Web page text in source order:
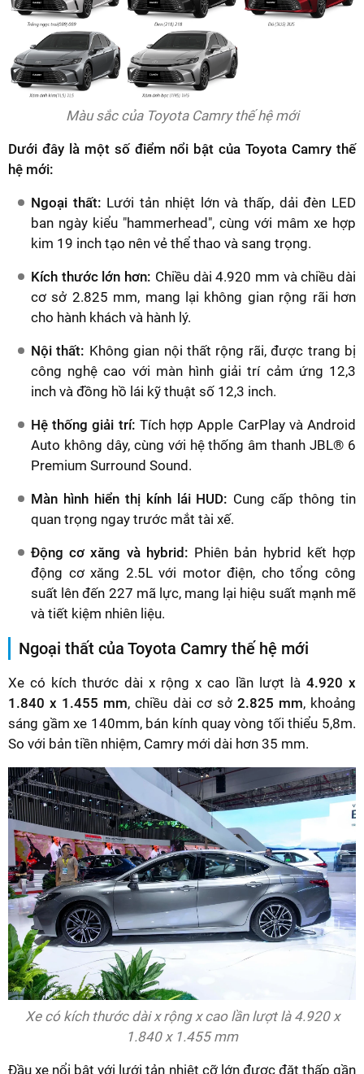
Màu sắc của Toyota Camry thế hệ mới
Dưới đây là một số điểm nổi bật của Toyota Camry thế
hệ mới:
Ngoại thất: Lưới tản nhiệt lớn và thấp, dải đèn LED
ban ngày kiểu "hammerhead", cùng với mâm xe hợp
kim 19 inch tạo nên vẻ thể thao và sang trọng.
Kích thước lớn hơn: Chiều dài 4.920 mm và chiều dài
cơ sở 2.825 mm, mang lại không gian rộng rãi hơn
cho hành khách và hành lý.
Nội thất: Không gian nội thất rộng rãi, được trang bị
công nghệ cao với màn hình giải trí cảm ứng 12,3
inch và đồng hồ lái kỹ thuật số 12,3 inch.
Hệ thống giải trí: Tích hợp Apple CarPlay và Android
Auto không dây, cùng với hệ thống âm thanh JBL® 6
Premium Surround Sound.
Màn hình hiển thị kính lái HUD: Cung cấp thông tin
quan trọng ngay trước mắt tài xế.
Động cơ xăng và hybrid: Phiên bản hybrid kết hợp
động cơ xăng 2.5L với motor điện, cho tổng công
suất lên đến 227 mã lực, mang lại hiệu suất mạnh mẽ
và tiết kiệm nhiên liệu.
Ngoại thất của Toyota Camry thế hệ mới
Xe có kích thước dài x rộng x cao lần lượt là 4.920 x
1.840 x 1.455 mm, chiều dài cơ sở 2.825 mm, khoảng
sáng gầm xe 140mm, bán kính quay vòng tối thiểu 5,8m.
So với bản tiền nhiệm, Camry mới dài hơn 35 mm.
Xe có kích thước dài x rộng x cao lần lượt là 4.920 x
1.840 x 1.455 mm
Đầu xe nổi bật với lưới tản nhiệt cỡ lớn được đặt thấp gần